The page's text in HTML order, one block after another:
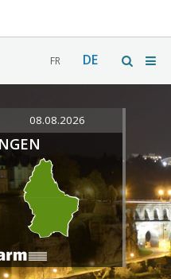
FR DE
08.08.2026